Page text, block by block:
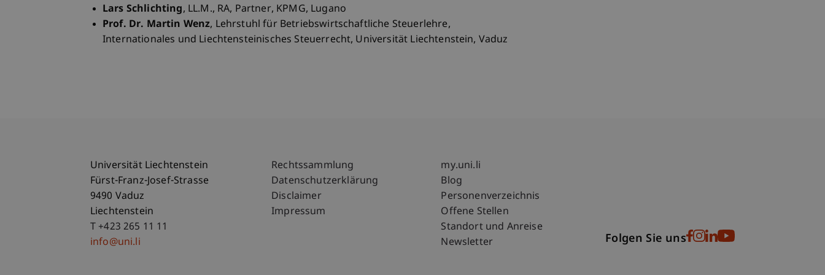
Lars Schlichting, LL.M., RA, Partner, KPMG, Lugano
Prof. Dr. Martin Wenz, Lehrstuhl für Betriebswirtschaftliche Steuerlehre,
Internationales und Liechtensteinisches Steuerrecht, Universität Liechtenstein, Vaduz
Universität Liechtenstein
Fürst-Franz-Josef-Strasse
9490 Vaduz
Liechtenstein
T +423 265 11 11
info@uni.li
Fußzeile Rechtliche Hinweise
Rechtssammlung
Datenschutzerklärung
Disclaimer
Impressum
Fußzeile Subdomain-Verzeichnis
my.uni.li
Blog
Personenverzeichnis
Offene Stellen
Standort und Anreise
Newsletter
Folgen Sie uns